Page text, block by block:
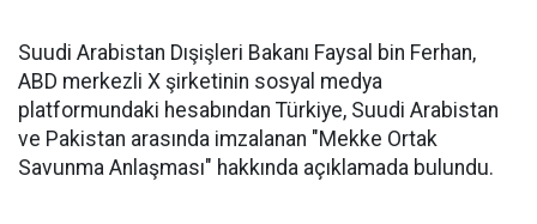
Suudi Arabistan Dışişleri Bakanı Faysal bin Ferhan,
ABD merkezli X şirketinin sosyal medya
platformundaki hesabından Türkiye, Suudi Arabistan
ve Pakistan arasında imzalanan "Mekke Ortak
Savunma Anlaşması" hakkında açıklamada bulundu.